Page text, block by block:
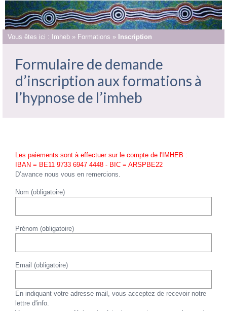
Vous êtes ici : Imheb » Formations » Inscription
Formulaire de demande
d’inscription aux formations à
l’hypnose de l’imheb
Les paiements sont à effectuer sur le compte de l'IMHEB :
IBAN = BE11 9733 6947 4448 - BIC = ARSPBE22
D’avance nous vous en remercions.
Nom (obligatoire)
Prénom (obligatoire)
Email (obligatoire)
En indiquant votre adresse mail, vous acceptez de recevoir notre
lettre d'info.